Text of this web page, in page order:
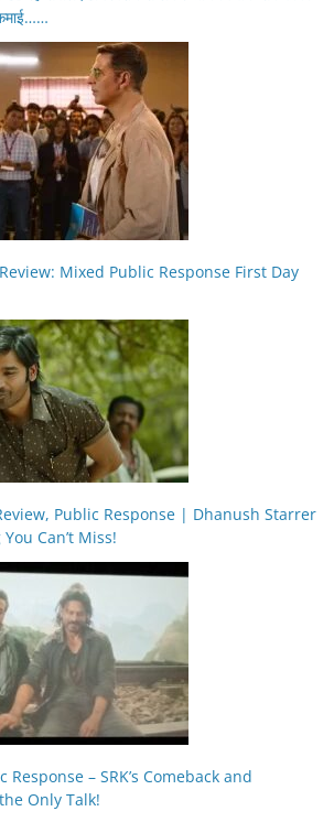
Mixed Public Response First Day
Public Response | Dhanush Starrer
Can’t Miss!
– SRK’s Comeback and
Only Talk!